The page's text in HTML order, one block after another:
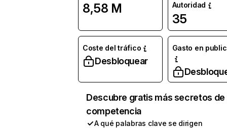
8,58 M
Autoridad
35
Coste del tráfico
Desbloquear
Gasto en
Descubre gratis más secretos de
competencia
A qué palabras clave se dirigen